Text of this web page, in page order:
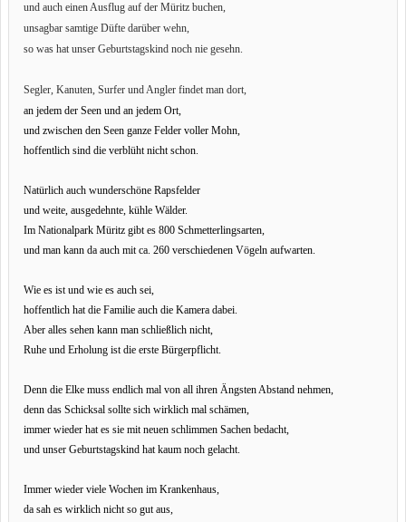
und auch einen Ausflug auf der Müritz buchen,
unsagbar samtige Düfte darüber wehn,
so was hat unser Geburtstagskind noch nie gesehn.
Segler, Kanuten, Surfer und Angler findet man dort,
an jedem der Seen und an jedem Ort,
und zwischen den Seen ganze Felder voller Mohn,
hoffentlich sind die verblüht nicht schon.
Natürlich auch wunderschöne Rapsfelder
und weite, ausgedehnte, kühle Wälder.
Im Nationalpark Müritz gibt es 800 Schmetterlingsarten,
und man kann da auch mit ca. 260 verschiedenen Vögeln aufwarten.
Wie es ist und wie es auch sei,
hoffentlich hat die Familie auch die Kamera dabei.
Aber alles sehen kann man schließlich nicht,
Ruhe und Erholung ist die erste Bürgerpflicht.
Denn die Elke muss endlich mal von all ihren Ängsten Abstand nehmen,
denn das Schicksal sollte sich wirklich mal schämen,
immer wieder hat es sie mit neuen schlimmen Sachen bedacht,
und unser Geburtstagskind hat kaum noch gelacht.
Immer wieder viele Wochen im Krankenhaus,
da sah es wirklich nicht so gut aus,